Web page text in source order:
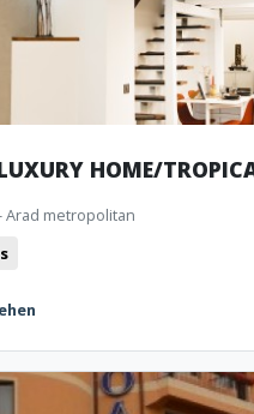
HOME/
Arad metropolitan